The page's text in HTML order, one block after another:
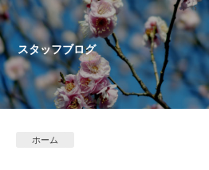
スタッフブログ
ホーム